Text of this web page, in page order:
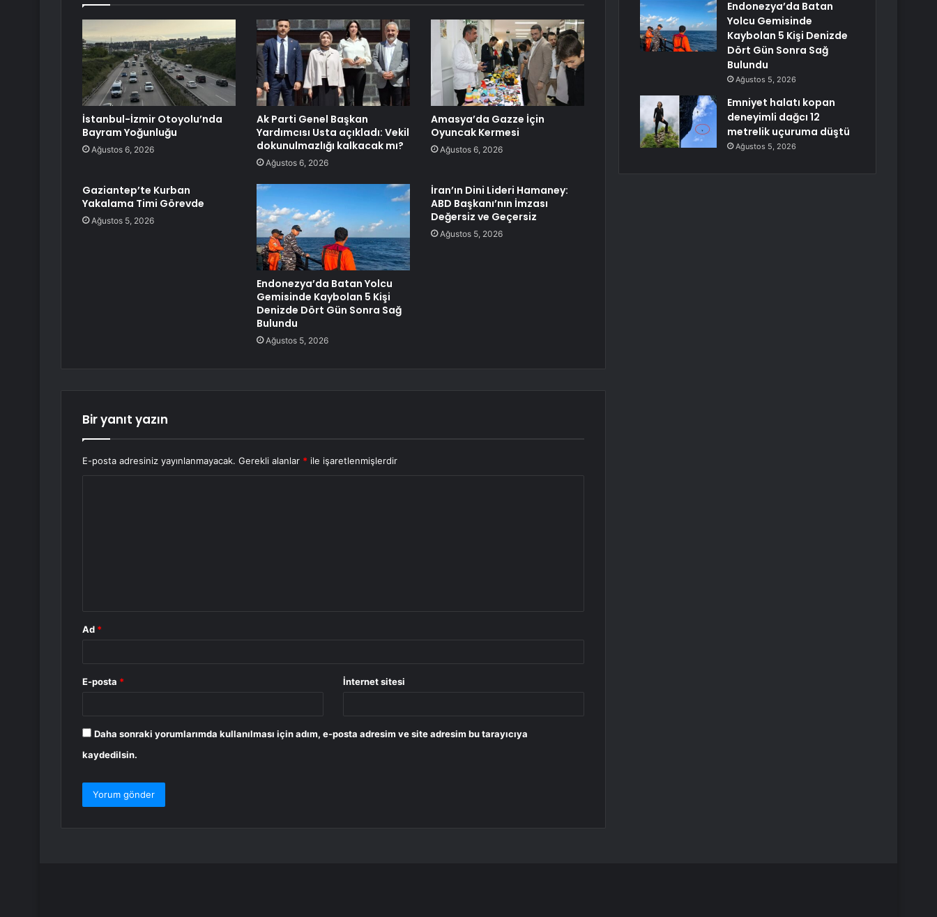
İstanbul-İzmir Otoyolu’nda
Bayram Yoğunluğu
Ağustos 6, 2026
Ak Parti Genel Başkan
Yardımcısı Usta açıkladı: Vekil
dokunulmazlığı kalkacak mı?
Ağustos 6, 2026
Amasya’da Gazze İçin
Oyuncak Kermesi
Ağustos 6, 2026
Gaziantep’te Kurban
Yakalama Timi Görevde
Ağustos 5, 2026
Endonezya’da Batan Yolcu
Gemisinde Kaybolan 5 Kişi
Denizde Dört Gün Sonra Sağ
Bulundu
Ağustos 5, 2026
İran’ın Dini Lideri Hamaney:
ABD Başkanı’nın İmzası
Değersiz ve Geçersiz
Ağustos 5, 2026
Bir yanıt yazın
E-posta adresiniz yayınlanmayacak. Gerekli alanlar * ile işaretlenmişlerdir
Ad *
E-posta * İnternet sitesi
Daha sonraki yorumlarımda kullanılması için adım, e-posta adresim ve site adresim bu tarayıcıya
kaydedilsin.
Endonezya’da Batan
Yolcu Gemisinde
Kaybolan 5 Kişi Denizde
Dört Gün Sonra Sağ
Bulundu
Ağustos 5, 2026
Emniyet halatı kopan
deneyimli dağcı 12
metrelik uçuruma düştü
Ağustos 5, 2026